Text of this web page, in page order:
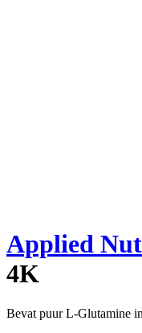
Applied
4K
Bevat puur L-Glutamine